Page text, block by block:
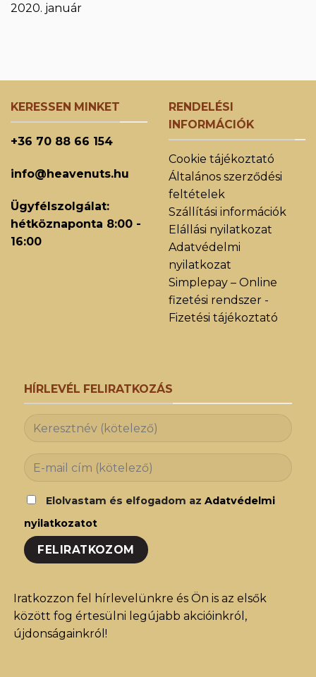
2020. január
KERESSEN MINKET
+36 70 88 66 154
info@heavenuts.hu
Ügyfélszolgálat:
hétköznaponta 8:00 -
16:00
RENDELÉSI
INFORMÁCIÓK
Cookie tájékoztató
Általános szerződési
feltételek
Szállítási információk
Elállási nyilatkozat
Adatvédelmi
nyilatkozat
Simplepay – Online
fizetési rendszer -
Fizetési tájékoztató
HÍRLEVÉL FELIRATKOZÁS
Elolvastam és elfogadom az Adatvédelmi
nyilatkozatot
Iratkozzon fel hírlevelünkre és Ön is az elsők
között fog értesülni legújabb akcióinkról,
újdonságainkról!